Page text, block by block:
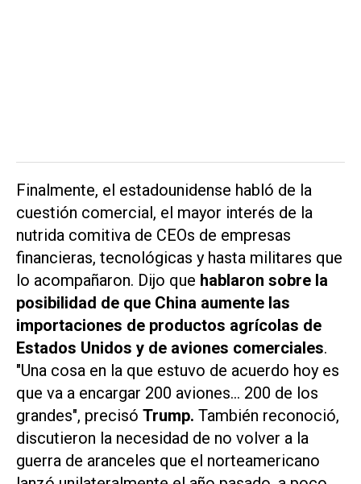
Finalmente, el estadounidense habló de la
cuestión comercial, el mayor interés de la
nutrida comitiva de CEOs de empresas
financieras, tecnológicas y hasta militares que
lo acompañaron. Dijo que hablaron sobre la
posibilidad de que China aumente las
importaciones de productos agrícolas de
Estados Unidos y de aviones comerciales.
"Una cosa en la que estuvo de acuerdo hoy es
que va a encargar 200 aviones... 200 de los
grandes", precisó Trump. También reconoció,
discutieron la necesidad de no volver a la
guerra de aranceles que el norteamericano